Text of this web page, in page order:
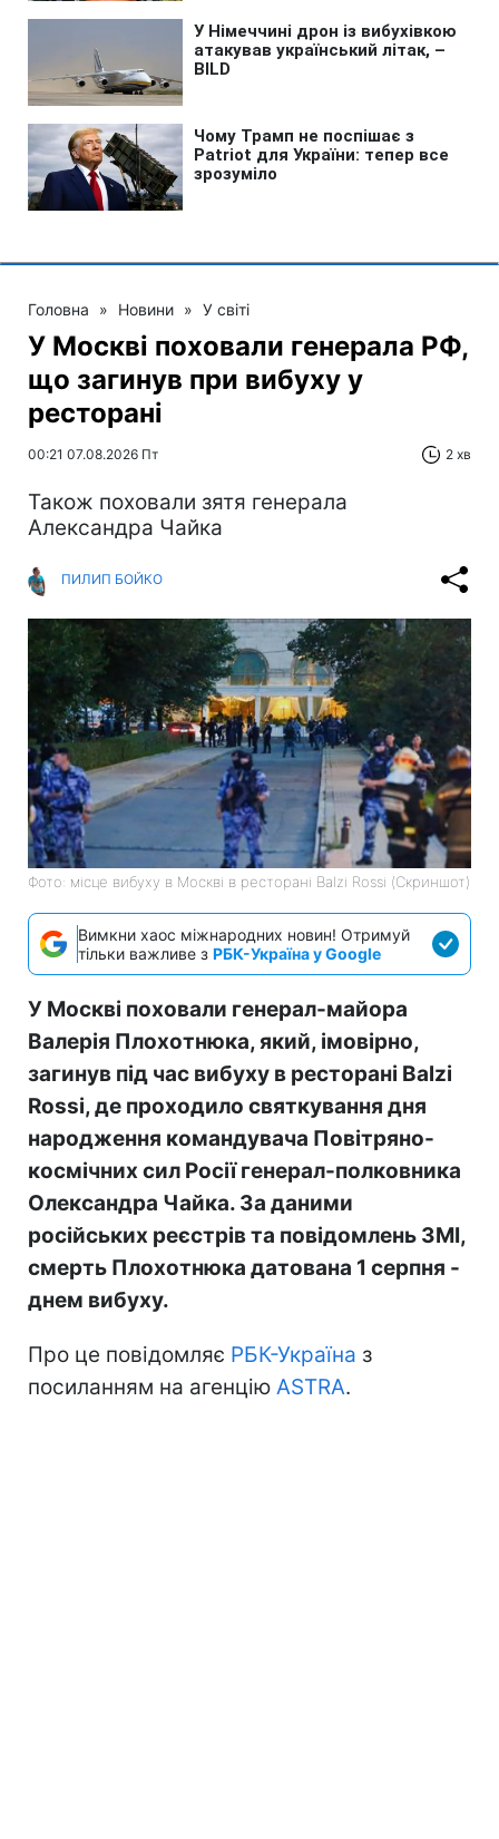
Головна » Новини » У світі
У Москві поховали генерала РФ,
що загинув при вибуху у
ресторані
00:21 07.08.2026 Пт 2 хв
Також поховали зятя генерала
Александра Чайка
ПИЛИП БОЙКО
Фото: місце вибуху в Москві в ресторані Balzi Rossi (Скриншот)
Вимкни хаос міжнародних новин! Отримуй
тільки важливе з РБК-Україна у Google
У Москві поховали генерал-майора
Валерія Плохотнюка, який, імовірно,
загинув під час вибуху в ресторані Balzi
Rossi, де проходило святкування дня
народження командувача Повітряно-
космічних сил Росії генерал-полковника
Олександра Чайка. За даними
російських реєстрів та повідомлень ЗМІ,
смерть Плохотнюка датована 1 серпня -
днем вибуху.
Про це повідомляє РБК-Україна з
посиланням на агенцію ASTRA.